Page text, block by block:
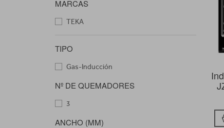
MARCAS
TEKA
TIPO
Gas-Inducción
Nº DE QUEMADORES
3
ANCHO (MM)